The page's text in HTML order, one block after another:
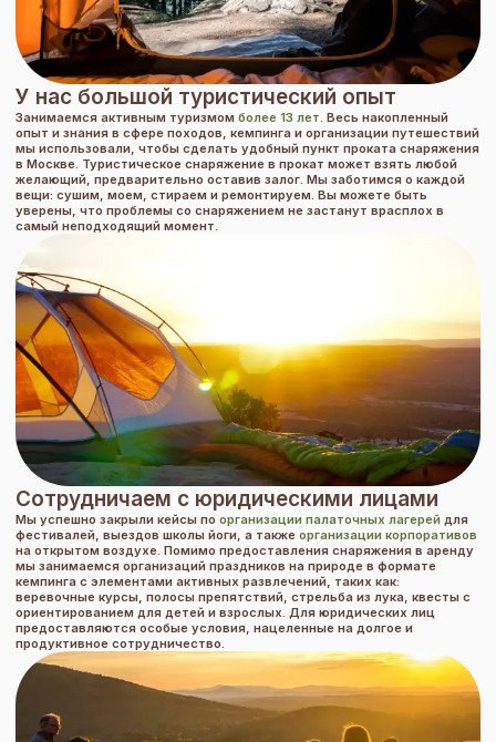
У нас большой туристический опыт
Занимаемся активным туризмом более 13 лет . Весь накопленный
опыт и знания в сфере походов, кемпинга и организации путешествий
мы использовали, чтобы сделать удобный пункт проката снаряжения
в Москве. Туристическое снаряжение в прокат может взять любой
желающий, предварительно оставив залог. Мы заботимся о каждой
вещи: сушим, моем, стираем и ремонтируем. Вы можете быть
уверены, что проблемы со снаряжением не застанут врасплох в
самый неподходящий момент.
Сотрудничаем с юридическими лицами
Мы успешно закрыли кейсы по организации палаточных лагерей для
фестивалей, выездов школы йоги, а также организации корпоративов
на открытом воздухе. Помимо предоставления снаряжения в аренду
мы занимаемся организаций праздников на природе в формате
кемпинга с элементами активных развлечений, таких как:
веревочные курсы, полосы препятствий, стрельба из лука, квесты с
ориентированием для детей и взрослых. Для юридических лиц
предоставляются особые условия, нацеленные на долгое и
продуктивное сотрудничество.